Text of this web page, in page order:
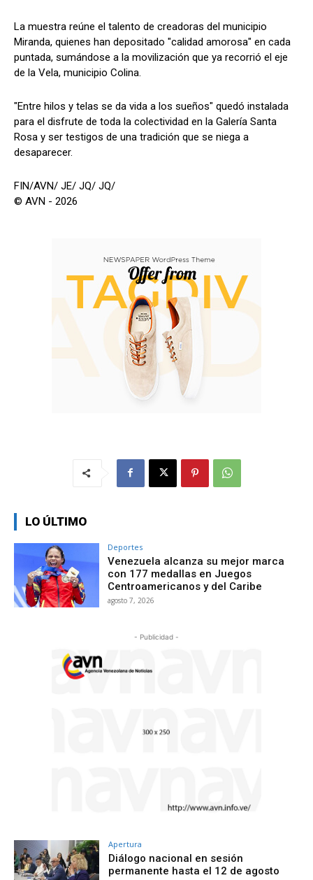
La muestra reúne el talento de creadoras del municipio
Miranda, quienes han depositado "calidad amorosa" en cada
puntada, sumándose a la movilización que ya recorrió el eje
de la Vela, municipio Colina.
​"Entre hilos y telas se da vida a los sueños" quedó instalada
para el disfrute de toda la colectividad en la Galería Santa
Rosa y ser testigos de una tradición que se niega a
desaparecer.
FIN/AVN/ JE/ JQ/ JQ/
© AVN - 2026
LO ÚLTIMO
Deportes
Venezuela alcanza su mejor marca
con 177 medallas en Juegos
Centroamericanos y del Caribe
agosto 7, 2026
- Publicidad -
Apertura
Diálogo nacional en sesión
permanente hasta el 12 de agosto